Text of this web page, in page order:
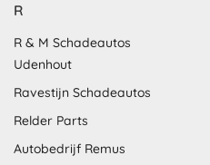
R
R & M Schadeautos
Udenhout
Ravestijn Schadeautos
Relder Parts
Autobedrijf Remus